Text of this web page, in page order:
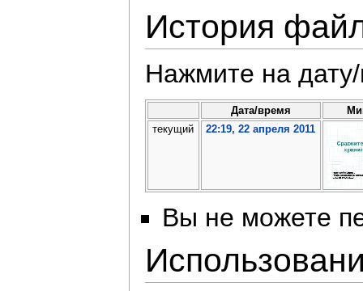
История
Нажмите на
Дата/время
текущий
22:19, 22 апреля 2011
Вы не можете